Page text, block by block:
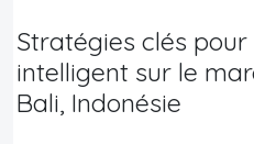
Stratégies clés
intelligent sur le
Bali, Indonésie